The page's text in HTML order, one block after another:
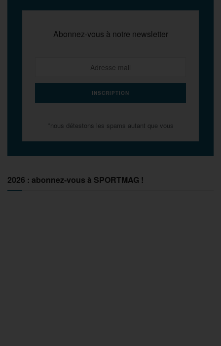
Abonnez-vous à notre newsletter
*nous détestons les spams autant que vous
2026 : abonnez-vous à SPORTMAG !